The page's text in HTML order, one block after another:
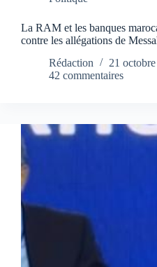
La RAM et les banques
contre les allégations de
Rédaction
21
42 commentaires